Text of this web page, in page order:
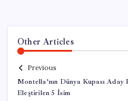
Other Articles
Previous
Montella’nın Dünya Kupası
Eleştirilen 5 İsim